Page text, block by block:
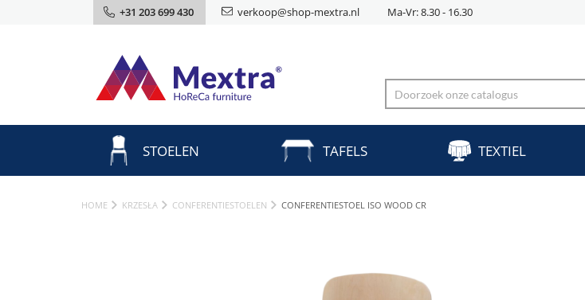
+31 203 699 430 verkoop@shop-mextra.nl Ma-Vr: 8.30 - 16.30
STOELEN TAFELS TEXTIEL
HOME KRZESŁA CONFERENTIESTOELEN CONFERENTIESTOEL ISO WOOD CR